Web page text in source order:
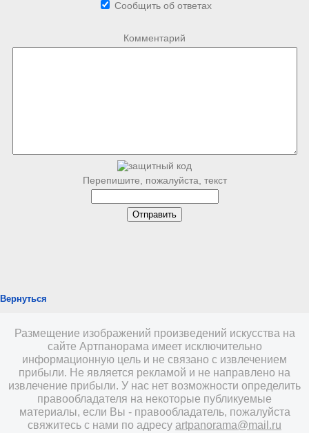
Сообщить об ответах
Комментарий
Перепишите, пожалуйста, текст
Вернуться
Размещение изображений произведений искусства на
сайте Артпанорама имеет исключительно
информационную цель и не связано с извлечением
прибыли. Не является рекламой и не направлено на
извлечение прибыли. У нас нет возможности определить
правообладателя на некоторые публикуемые
материалы, если Вы - правообладатель, пожалуйста
свяжитесь с нами по адресу artpanorama@mail.ru